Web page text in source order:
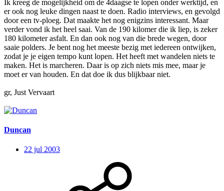
Ik kreeg de mogelijkheid om de 4daagse te lopen onder werktijd, en
er ook nog leuke dingen naast te doen. Radio interviews, en gevolgd
door een tv-ploeg. Dat maakte het nog enigzins interessant. Maar
verder vond ik het heel saai. Van de 190 kilomer die ik liep, is zeker
180 kilometer asfalt. En dan ook nog van die brede wegen, door
saaie polders. Je bent nog het meeste bezig met iedereen ontwijken,
zodat je je eigen tempo kunt lopen. Het heeft met wandelen niets te
maken. Het is marcheren. Daar is op zich niets mis mee, maar je
moet er van houden. En dat doe ik dus blijkbaar niet.
gr, Just Vervaart
Duncan
22 jul 2003